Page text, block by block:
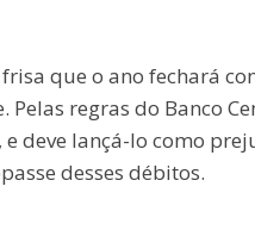
que o ano fechará
regras do Banco
deve lançá-lo como
desses débitos.